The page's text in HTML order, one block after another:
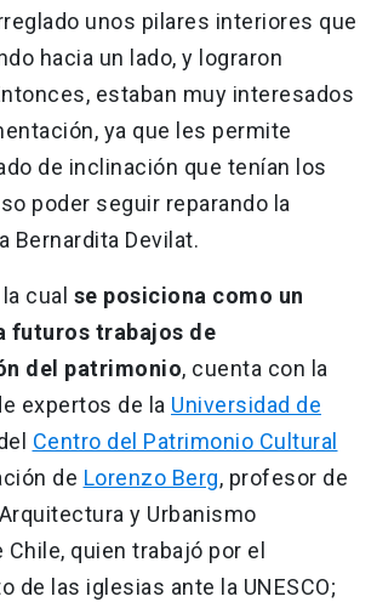
unos pilares interiores que
hacia un lado, y lograron
estaban muy interesados
ya que les permite
de inclinación que tenían los
poder seguir reparando la
Bernardita Devilat.
cual se posiciona como un
futuros trabajos de
del patrimonio, cuenta con la
expertos de la Universidad de
Centro del Patrimonio Cultural
de Lorenzo Berg, profesor de
y Urbanismo
quien trabajó por el
de las iglesias ante la UNESCO;